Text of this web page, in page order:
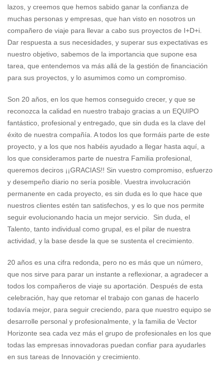
lazos, y creemos que hemos sabido ganar la confianza de
muchas personas y empresas, que han visto en nosotros un
compañero de viaje para llevar a cabo sus proyectos de I+D+i.
Dar respuesta a sus necesidades, y superar sus expectativas es
nuestro objetivo, sabemos de la importancia que supone esa
tarea, que entendemos va más allá de la gestión de financiación
para sus proyectos, y lo asumimos como un compromiso.
Son 20 años, en los que hemos conseguido crecer, y que se
reconozca la calidad en nuestro trabajo gracias a un EQUIPO
fantástico, profesional y entregado, que sin duda es la clave del
éxito de nuestra compañía. A todos los que formáis parte de este
proyecto, y a los que nos habéis ayudado a llegar hasta aquí, a
los que consideramos parte de nuestra Familia profesional,
queremos deciros ¡¡GRACIAS!! Sin vuestro compromiso, esfuerzo
y desempeño diario no sería posible. Vuestra involucración
permanente en cada proyecto, es sin duda es lo que hace que
nuestros clientes estén tan satisfechos, y es lo que nos permite
seguir evolucionando hacia un mejor servicio. Sin duda, el
Talento, tanto individual como grupal, es el pilar de nuestra
actividad, y la base desde la que se sustenta el crecimiento.
20 años es una cifra redonda, pero no es más que un número,
que nos sirve para parar un instante a reflexionar, a agradecer a
todos los compañeros de viaje su aportación. Después de esta
celebración, hay que retomar el trabajo con ganas de hacerlo
todavía mejor, para seguir creciendo, para que nuestro equipo se
desarrolle personal y profesionalmente, y la familia de Vector
Horizonte sea cada vez más el grupo de profesionales en los que
todas las empresas innovadoras puedan confiar para ayudarles
en sus tareas de Innovación y crecimiento.